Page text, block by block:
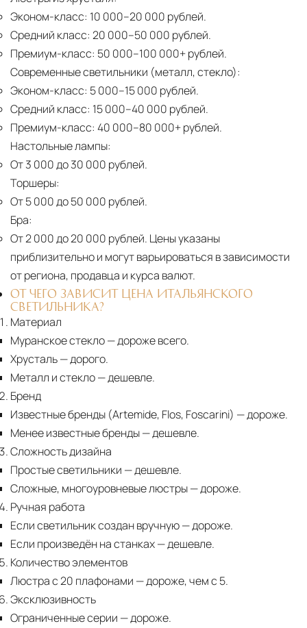
Эконом-класс: 10 000–20 000 рублей.
Средний класс: 20 000–50 000 рублей.
Премиум-класс: 50 000–100 000+ рублей.
Современные светильники (металл, стекло):
Эконом-класс: 5 000–15 000 рублей.
Средний класс: 15 000–40 000 рублей.
Премиум-класс: 40 000–80 000+ рублей.
Настольные лампы:
От 3 000 до 30 000 рублей.
Торшеры:
От 5 000 до 50 000 рублей.
Бра:
От 2 000 до 20 000 рублей. Цены указаны
приблизительно и могут варьироваться в зависимости
от региона, продавца и курса валют.
ОТ ЧЕГО ЗАВИСИТ ЦЕНА ИТАЛЬЯНСКОГО
СВЕТИЛЬНИКА?
Материал
Муранское стекло— дороже всего.
Хрусталь— дорого.
Металл и стекло— дешевле.
Бренд
Известные бренды (Artemide, Flos, Foscarini) — дороже.
Менее известные бренды— дешевле.
Сложность дизайна
Простые светильники — дешевле.
Сложные, многоуровневые люстры— дороже.
Ручная работа
Если светильник создан вручную— дороже.
Если произведён на станках— дешевле.
Количество элементов
Люстра с 20 плафонами — дороже, чем с 5.
Эксклюзивность
Ограниченные серии — дороже.